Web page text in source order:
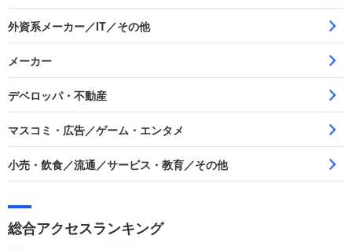
外資系メーカー／IT／その他
メーカー
デベロッパ・不動産
マスコミ・広告／ゲーム・エンタメ
小売・飲食／流通／サービス・教育／その他
総合アクセスランキング